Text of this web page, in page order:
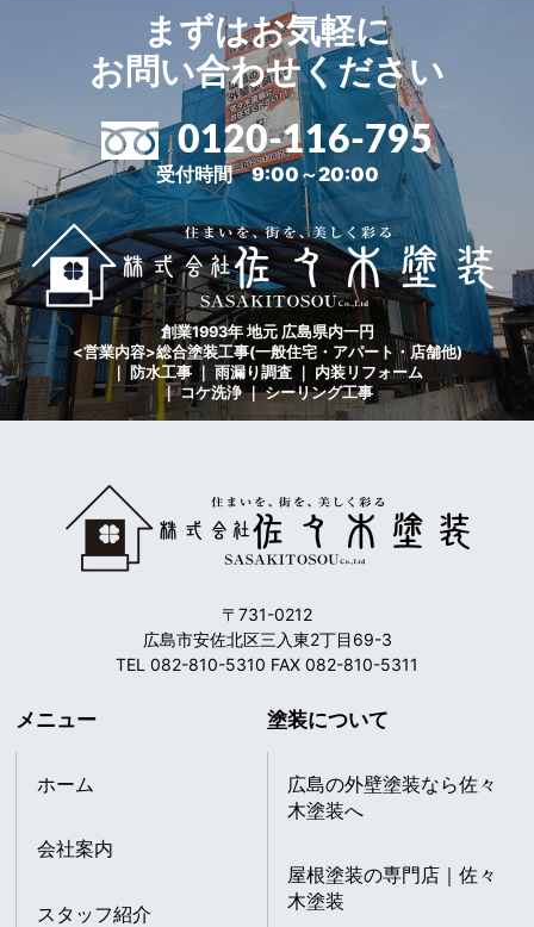
まずはお気軽に
お問い合わせください
0120-116-795
受付時間 9:00～20:00
創業1993年 地元 広島県内一円
<営業内容>総合塗装工事(一般住宅・アパート・店舗他)
｜ 防水工事 ｜ 雨漏り調査 ｜ 内装リフォーム
｜ コケ洗浄 ｜ シーリング工事
〒731-0212
広島市安佐北区三入東2丁目69-3
TEL 082-810-5310 FAX 082-810-5311
メニュー
ホーム
会社案内
スタッフ紹介
塗装について
広島の外壁塗装なら佐々
木塗装へ
屋根塗装の専門店｜佐々
木塗装